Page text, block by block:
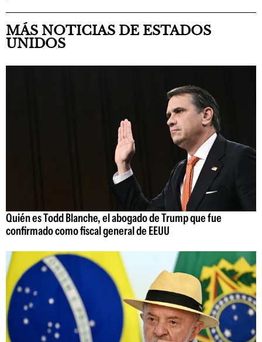
MÁS NOTICIAS DE ESTADOS
UNIDOS
Quién es Todd Blanche, el abogado de Trump que fue
confirmado como fiscal general de EEUU